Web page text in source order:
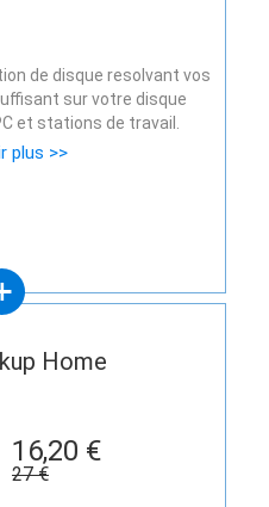
de disque resolvant vos
sur votre disque
et stations de travail.
plus >>
Home
16,20 €
27 €